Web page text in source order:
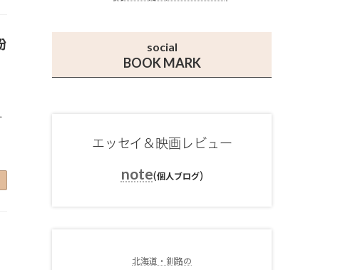
social
BOOK MARK
エッセイ＆映画レビュー
note(個人ブログ)
北海道・釧路の